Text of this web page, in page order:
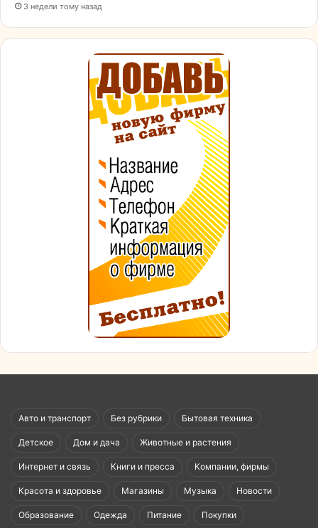
3 недели тому назад
Авто и транспорт Без рубрики Бытовая техника
Детское Дом и дача Животные и растения
Интернет и связь Книги и пресса Компании, фирмы
Красота и здоровье Магазины Музыка Новости
Образование Одежда Питание Покупки